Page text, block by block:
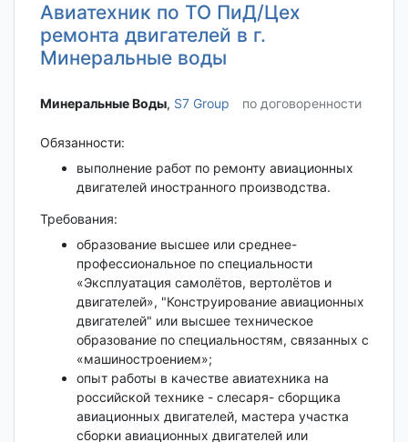
Авиатехник по ТО ПиД/Цех
ремонта двигателей в г.
Минеральные воды
Минеральные Воды‎, S7 Group по договоренности
Обязанности:
выполнение работ по ремонту авиационных
двигателей иностранного производства.
Требования:
образование высшее или среднее-
профессиональное по специальности
«Эксплуатация самолётов, вертолётов и
двигателей», "Конструирование авиационных
двигателей" или высшее техническое
образование по специальностям, связанных с
«машиностроением»;
опыт работы в качестве авиатехника на
российской технике - слесаря- сборщика
авиационных двигателей, мастера участка
сборки авиационных двигателей или